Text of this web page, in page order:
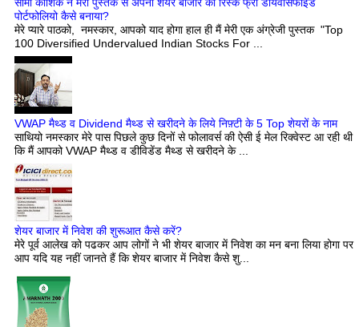
पोर्टफोलियो कैसे बनाया?
मेरे प्यारे पाठको, नमस्कार, आपको याद होगा हाल ही मैं मेरी एक अंग्रेजी पुस्तक "Top
100 Diversified Undervalued Indian Stocks For ...
VWAP मैथ्ड व Dividend मैथ्ड से खरीदने के लिये निफ़्टी के 5 Top शेयरों के नाम
साथियो नमस्कार मेरे पास पिछले कुछ दिनों से फोलावर्स की ऐसी ई मेल रिक्वेस्ट आ रही थी
कि मैं आपको VWAP मैथ्ड व डीविडेंड मैथ्ड से खरीदने के ...
शेयर बाजार में निवेश की शुरूआत कैसे करें?
मेरे पूर्व आलेख को पढकर आप लोगों ने भी शेयर बाजार में निवेश का मन बना लिया होगा पर
आप यदि यह नहीं जानते हैं कि शेयर बाजार में निवेश कैसे शु...